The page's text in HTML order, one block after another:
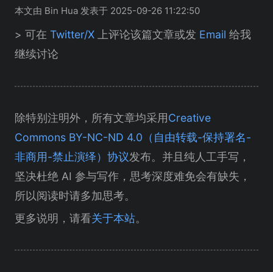
本文由 Bin Hua 发表于 2025-09-26 11:22:50
> 可在 Twitter/X 上评论该篇文章或发 Email 给我
继续讨论
除特别注明外，所有文章均采用Creative
Commons BY-NC-ND 4.0（自由转载-保持署名-
非商用-禁止演绎）协议发布。并且纯人工手写，
坚决杜绝 AI 参与写作，思考深度难免会有缺失，
所以阅读时请多加思考。
更多说明，请看关于本站。